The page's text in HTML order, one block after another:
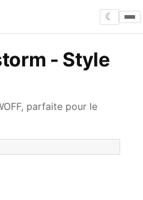
☾
- Style
parfaite pour le